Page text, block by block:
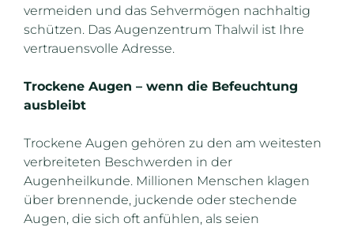
vermeiden und das Sehvermögen nachhaltig
schützen. Das Augenzentrum Thalwil ist Ihre
vertrauensvolle Adresse.
Trockene Augen – wenn die Befeuchtung
ausbleibt
Trockene Augen gehören zu den am weitesten
verbreiteten Beschwerden in der
Augenheilkunde. Millionen Menschen klagen
über brennende, juckende oder stechende
Augen, die sich oft anfühlen, als seien